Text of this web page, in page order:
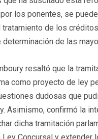
los ponentes, se
tratamiento de los
de las
resaltó que la
como proyecto de ley
dudosas que
Asimismo, confirmó la
dicha tramitación